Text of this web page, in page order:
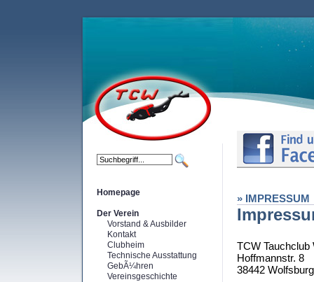
Homepage
Der Verein
Vorstand & Ausbilder
Kontakt
Clubheim
Technische Ausstattung
GebÃ¼hren
Vereinsgeschichte
» IMPRESSUM
TCW Tauchclub
Hoffmannstr. 8
38442 Wolfsburg